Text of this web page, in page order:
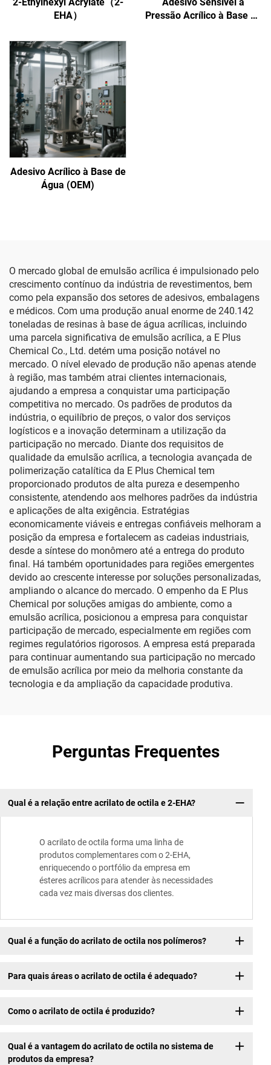
EHA）
Pressão Acrílico à Base de
Adesivo Acrílico à Base de
Água (OEM)
O mercado global de emulsão acrílica é impulsionado pelo
crescimento contínuo da indústria de revestimentos, bem
como pela expansão dos setores de adesivos, embalagens
e médicos. Com uma produção anual enorme de 240.142
toneladas de resinas à base de água acrílicas, incluindo
uma parcela significativa de emulsão acrílica, a E Plus
Chemical Co., Ltd. detém uma posição notável no
mercado. O nível elevado de produção não apenas atende
à região, mas também atrai clientes internacionais,
ajudando a empresa a conquistar uma participação
competitiva no mercado. Os padrões de produtos da
indústria, o equilíbrio de preços, o valor dos serviços
logísticos e a inovação determinam a utilização da
participação no mercado. Diante dos requisitos de
qualidade da emulsão acrílica, a tecnologia avançada de
polimerização catalítica da E Plus Chemical tem
proporcionado produtos de alta pureza e desempenho
consistente, atendendo aos melhores padrões da indústria
e aplicações de alta exigência. Estratégias
economicamente viáveis e entregas confiáveis melhoram a
posição da empresa e fortalecem as cadeias industriais,
desde a síntese do monômero até a entrega do produto
final. Há também oportunidades para regiões emergentes
devido ao crescente interesse por soluções personalizadas,
ampliando o alcance do mercado. O empenho da E Plus
Chemical por soluções amigas do ambiente, como a
emulsão acrílica, posicionou a empresa para conquistar
participação de mercado, especialmente em regiões com
regimes regulatórios rigorosos. A empresa está preparada
para continuar aumentando sua participação no mercado
de emulsão acrílica por meio da melhoria constante da
tecnologia e da ampliação da capacidade produtiva.
Perguntas Frequentes
Qual é a relação entre acrilato de octila e 2-EHA?
O acrilato de octila forma uma linha de
produtos complementares com o 2-EHA,
enriquecendo o portfólio da empresa em
ésteres acrílicos para atender às necessidades
cada vez mais diversas dos clientes.
Qual é a função do acrilato de octila nos polímeros?
Para quais áreas o acrilato de octila é adequado?
Como o acrilato de octila é produzido?
Qual é a vantagem do acrilato de octila no sistema de
produtos da empresa?